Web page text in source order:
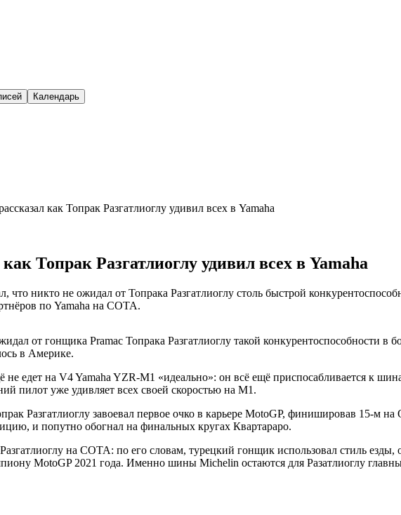
Календарь
как Топрак Разгатлиоглу удивил всех в Yamaha
Топрак Разгатлиоглу удивил всех в Yamaha
что никто не ожидал от Топрака Разгатлиоглу столь быстрой
по Yamaha на COTA.
от гонщика Pramac Топрака Разгатлиоглу такой конкурентоспособности в
в Америке.
едет на V4 Yamaha YZR-M1 «идеально»: он всё ещё приспосабливается к
пилот уже удивляет всех своей скоростью на М1.
Разгатлиоглу завоевал первое очко в карьере MotoGP, финишировав 15-м
и попутно обогнал на финальных кругах Квартараро.
на COTA: по его словам, турецкий гонщик использовал стиль
MotoGP 2021 года. Именно шины Michelin остаются для Разатлиоглу